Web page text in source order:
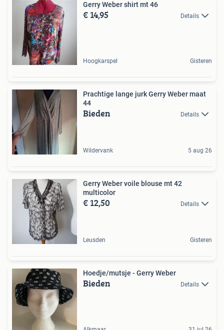
Gerry Weber shirt mt 46
€ 14,95 Details
Hoogkarspel Gisteren
Prachtige lange jurk Gerry Weber maat
44
Bieden Details
Wildervank 5 aug 26
Gerry Weber voile blouse mt 42
multicolor
€ 12,50 Details
Leusden Gisteren
Hoedje/mutsje - Gerry Weber
Bieden Details